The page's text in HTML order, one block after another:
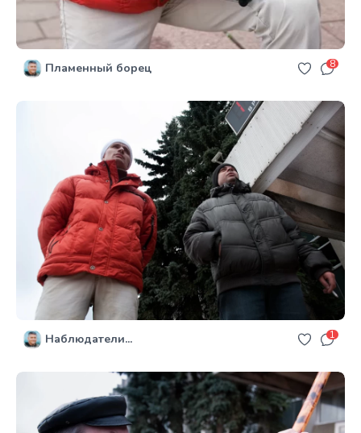
Пламенный борец 8
Наблюдатели... 1